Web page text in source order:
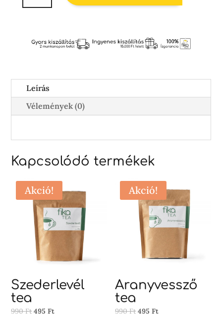
mennyiség
Leírás
Vélemények (0)
Kapcsolódó termékek
Akció!
Szederlevél
tea
990FtOriginal
495FtCurrent
Akció!
Aranyvessző
tea
990Ft Original
495FtCurrent